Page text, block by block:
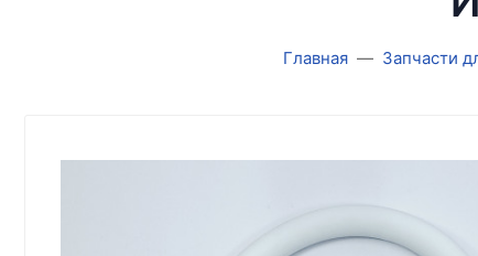
Главная Запчасти